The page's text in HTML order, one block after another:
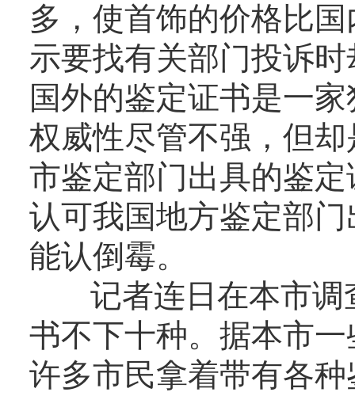
多，使首饰的价格比
示要找有关部门投诉
国外的鉴定证书是一
权威性尽管不强，但
市鉴定部门出具的鉴
认可我国地方鉴定部
能认倒霉。
记者连日在本市调
书不下十种。据本市
许多市民拿着带有各